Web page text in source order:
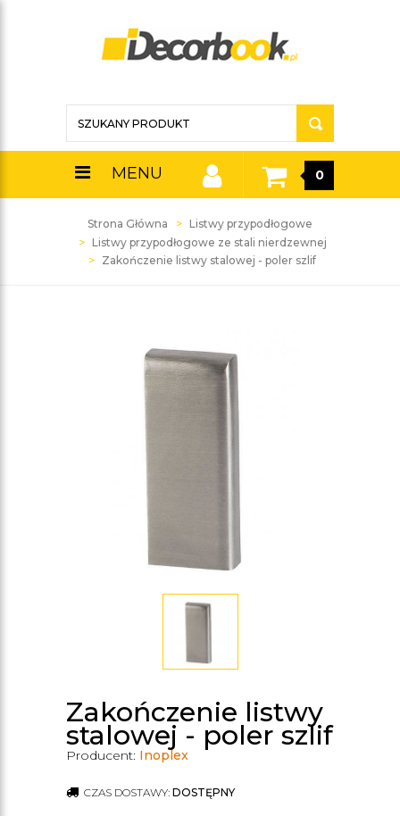
MENU 0
Strona Główna
Listwy przypodłogowe
Listwy przypodłogowe ze stali nierdzewnej
Zakończenie listwy stalowej - poler szlif
Zakończenie listwy
stalowej - poler szlif
Producent: Inoplex
CZAS DOSTAWY: DOSTĘPNY